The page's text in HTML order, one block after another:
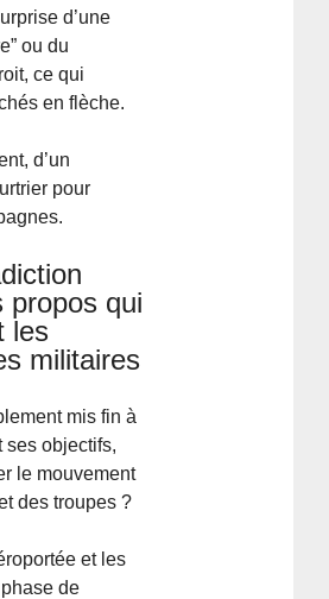
d’une
ou du
ce qui
en flèche.
d’un
pour
propos qui
les
militaires
mis fin à
ses objectifs,
le mouvement
des troupes ?
et les
de